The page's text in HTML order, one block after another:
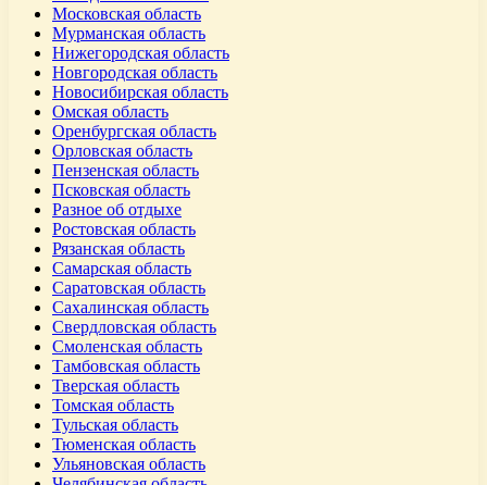
Московская область
Мурманская область
Нижегородская область
Новгородская область
Новосибирская область
Омская область
Оренбургская область
Орловская область
Пензенская область
Псковская область
Разное об отдыхе
Ростовская область
Рязанская область
Самарская область
Саратовская область
Сахалинская область
Свердловская область
Смоленская область
Тамбовская область
Тверская область
Томская область
Тульская область
Тюменская область
Ульяновская область